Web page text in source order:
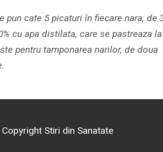
cate 5 picaturi în fiecare nara, de
cu apa distilata, care se pastreaza la
pentru tamponarea narilor, de doua
Stiri din Sanatate